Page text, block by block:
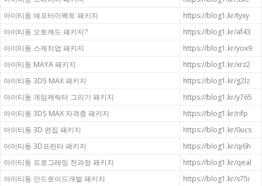
아이티동 애프터이펙트 패키지
https://blog1.kr/tyxy
아이티동 오토캐드 패키지?
https://blog1.kr/af43
아이티동 스케치업 패키지
https://blog1.kr/yox9
아이티동 MAYA 패키지
https://blog1.kr/xrz2
아이티동 3DS MAX 패키지
https://blog1.kr/g2lz
아이티동 게임캐릭터 그리기 패키지
https://blog1.kr/y765
아이티동 3DS MAX 자격증 패키지
https://blog1.kr/rifp
아이티동 3D 편집 패키지
https://blog1.kr/0ucs
아이티동 3D프린터 패키지
https://blog1.kr/qi6h
아이티동 프로그래밍 전과정 패키지
https://blog1.kr/qeal
아이티동 안드로이드개발 패키지
https://blog1.kr/s75i